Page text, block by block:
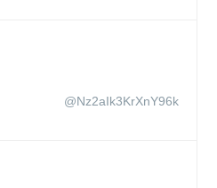
@Nz2aIk3KrXnY96k